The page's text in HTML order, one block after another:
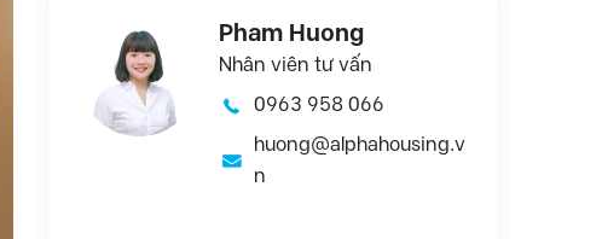
Pham Huong
Nhân viên tư vấn
0963 958 066
huong@alphahousing.v
n